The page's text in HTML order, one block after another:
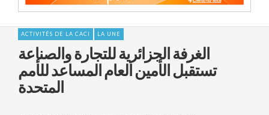
ACTIVITÉS DE LA CACI LA UNE
الغرفة الجزائرية للتجارة والصناعة
تستقبل الأمين العام المساعد للأمم
المتحدة